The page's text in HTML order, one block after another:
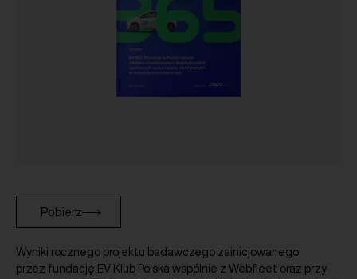
Pobierz
Wyniki rocznego projektu badawczego zainicjowanego
przez fundację EV Klub Polska wspólnie z Webfleet oraz przy